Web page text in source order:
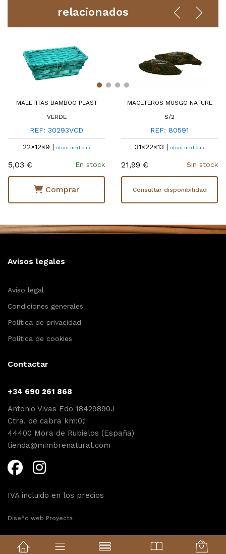
relacionados
MALETITAS BAMBOO PLAST
VERDE
REF: 30293VCD
22×12×9 | otras medidas
5,03 € En stock
Comprar
MACETEROS MUSGO NATURE
S/2
REF: 80591
31×22×13 | otras medidas
21,99 € Sin stock
Consultar disponibilidad
Avisos legales
Aviso legal
Condiciones generales
Política de privacidad
Política de cookies
Contactar
+34 690 261 868
Antonio Vivas Edo 18429890J
Ctra. de cabra km:0,1
44400 Mora de Rubielos (España)
tienda@mimbrenatural.com
IVA incluido en los precios
Diseño web Proyecta